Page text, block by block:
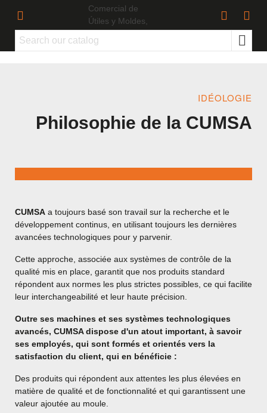
IDÉOLOGIE
Philosophie de la CUMSA
CUMSA a toujours basé son travail sur la recherche et le
développement continus, en utilisant toujours les dernières
avancées technologiques pour y parvenir.
Cette approche, associée aux systèmes de contrôle de la
qualité mis en place, garantit que nos produits standard
répondent aux normes les plus strictes possibles, ce qui facilite
leur interchangeabilité et leur haute précision.
Outre ses machines et ses systèmes technologiques
avancés, CUMSA dispose d'un atout important, à savoir
ses employés, qui sont formés et orientés vers la
satisfaction du client, qui en bénéficie :
Des produits qui répondent aux attentes les plus élevées en
matière de qualité et de fonctionnalité et qui garantissent une
valeur ajoutée au moule.